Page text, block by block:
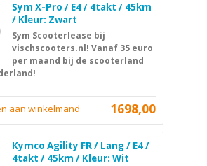
Sym X-Pro / E4 / 4takt / 45km
/ Kleur: Zwart
Sym Scooterlease bij
vischscooters.nl! Vanaf 35 euro
per maand bij de scooterland
1698,00
aan winkelmand
Kymco Agility FR / Lang / E4 /
4takt / 45km / Kleur: Wit